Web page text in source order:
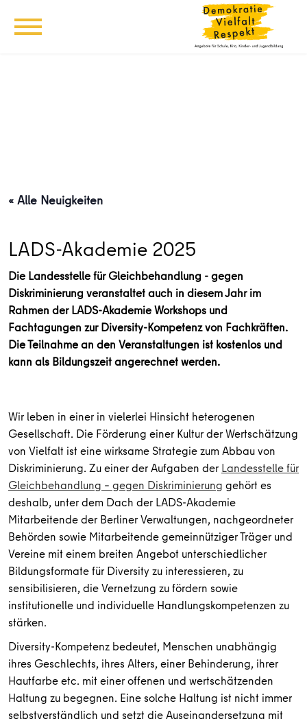
« Alle Neuigkeiten
LADS-Akademie 2025
Die Landesstelle für Gleichbehandlung - gegen
Diskriminierung veranstaltet auch in diesem Jahr im
Rahmen der LADS-Akademie Workshops und
Fachtagungen zur Diversity-Kompetenz von Fachkräften.
Die Teilnahme an den Veranstaltungen ist kostenlos und
kann als Bildungszeit angerechnet werden.
Wir leben in einer in vielerlei Hinsicht heterogenen
Gesellschaft. Die Förderung einer Kultur der Wertschätzung
von Vielfalt ist eine wirksame Strategie zum Abbau von
Diskriminierung. Zu einer der Aufgaben derLandesstelle für
Gleichbehandlung – gegen Diskriminierung gehört es
deshalb, unter dem Dach der LADS-Akademie
Mitarbeitende der Berliner Verwaltungen, nachgeordneter
Behörden sowie Mitarbeitende gemeinnütziger Träger und
Vereine mit einem breiten Angebot unterschiedlicher
Bildungsformate für Diversity zu interessieren, zu
sensibilisieren, die Vernetzung zu fördern sowie
institutionelle und individuelle Handlungskompetenzen zu
stärken.
Diversity-Kompetenz bedeutet, Menschen unabhängig
ihres Geschlechts, ihres Alters, einer Behinderung, ihrer
Hautfarbe etc. mit einer offenen und wertschätzenden
Haltung zu begegnen. Eine solche Haltung ist nicht immer
selbstverständlich und setzt die Auseinandersetzung mit